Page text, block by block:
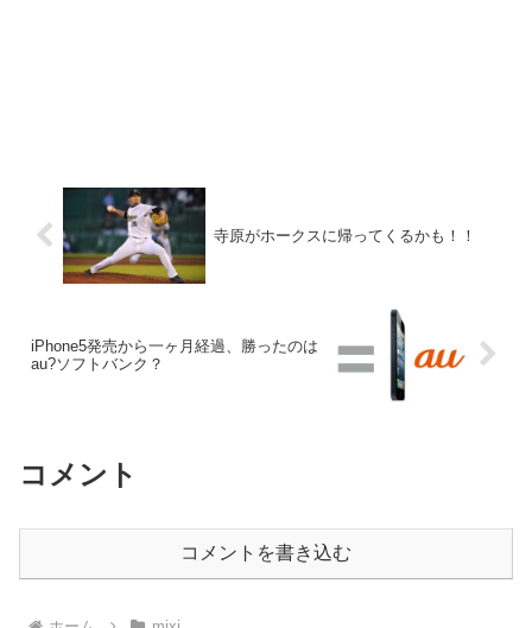
寺原がホークスに帰ってくるかも！！
iPhone5発売から一ヶ月経過、勝ったのは
au?ソフトバンク？
コメント
コメントを書き込む